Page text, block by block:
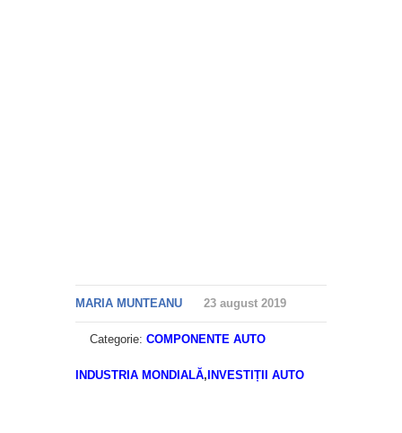
MARIA MUNTEANU 23 august 2019
Categorie: COMPONENTE AUTO
INDUSTRIA MONDIALĂ, INVESTIȚII AUTO